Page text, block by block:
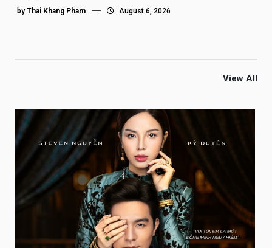
by Thai Khang Pham August 6, 2026
View All